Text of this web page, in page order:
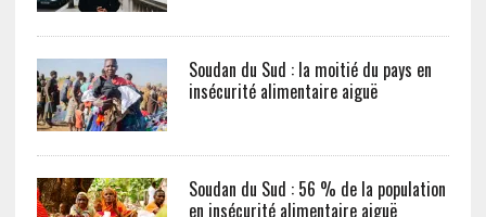
Soudan du Sud : la moitié du pays en
insécurité alimentaire aiguë
Soudan du Sud : 56 % de la population
en insécurité alimentaire aiguë